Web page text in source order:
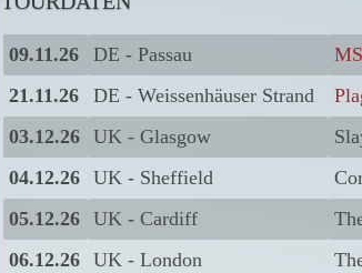
09.11.26 DE - Passau
21.11.26
DE - Weissenhäuser Strand
03.12.26
UK - Glasgow
04.12.26
UK - Sheffield
05.12.26
UK - Cardiff
06.12.26
UK - London